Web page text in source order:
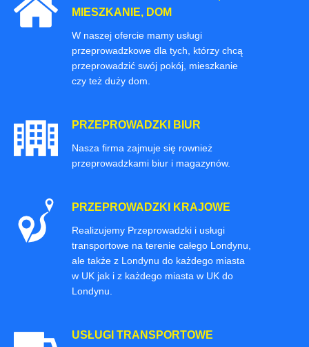
MIESZKANIE, DOM
W naszej ofercie mamy usługi
przeprowadzkowe dla tych, którzy chcą
przeprowadzić swój pokój, mieszkanie
czy też duży dom.
PRZEPROWADZKI BIUR
Nasza firma zajmuje się rownież
przeprowadzkami biur i magazynów.
PRZEPROWADZKI KRAJOWE
Realizujemy Przeprowadzki i usługi
transportowe na terenie całego Londynu,
ale także z Londynu do każdego miasta
w UK jak i z każdego miasta w UK do
Londynu.
USŁUGI TRANSPORTOWE